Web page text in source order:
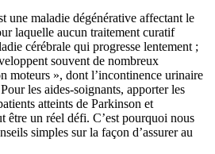
une maladie dégénérative affectant le
laquelle aucun traitement curatif
cérébrale qui progresse lentement ;
souvent de nombreux
moteurs », dont l’incontinence urinaire
les aides-soignants, apporter les
atteints de Parkinson et
être un réel défi. C’est pourquoi nous
simples sur la façon d’assurer au